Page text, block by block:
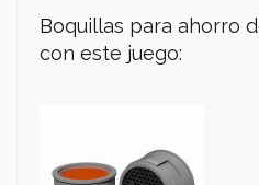
Boquillas para ahorro
con este juego: